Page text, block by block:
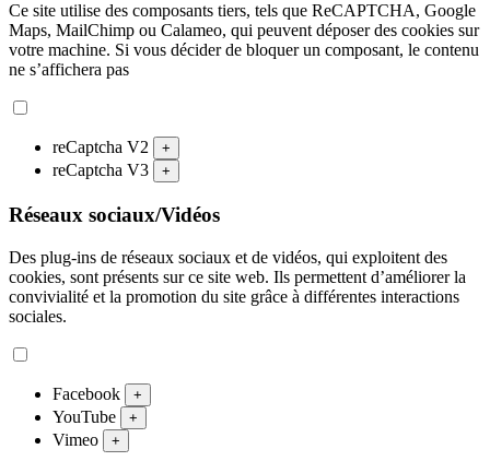
Ce site utilise des composants tiers, tels que ReCAPTCHA, Google
Maps, MailChimp ou Calameo, qui peuvent déposer des cookies sur
votre machine. Si vous décider de bloquer un composant, le contenu
ne s’affichera pas
reCaptcha V2 +
reCaptcha V3 +
Réseaux sociaux/Vidéos
Des plug-ins de réseaux sociaux et de vidéos, qui exploitent des
cookies, sont présents sur ce site web. Ils permettent d’améliorer la
convivialité et la promotion du site grâce à différentes interactions
sociales.
Facebook +
YouTube +
Vimeo +